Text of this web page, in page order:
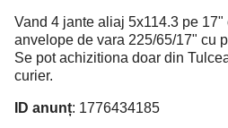
Vand 4 jante aliaj 5x114.3 pe
anvelope de vara 225/65/17" cu
Se pot achizitiona doar din
curier.
ID anunț: 1776434185